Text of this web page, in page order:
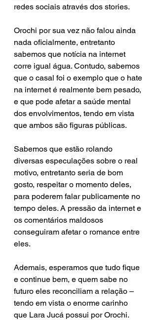
redes sociais através dos stories.
Orochi por sua vez não falou ainda
nada oficialmente, entretanto
sabemos que notícia na internet
corre igual água. Contudo, sabemos
que o casal foi o exemplo que o hate
na internet é realmente bem pesado,
e que pode afetar a saúde mental
dos envolvimentos, tendo em vista
que ambos são figuras públicas.
Sabemos que estão rolando
diversas especulações sobre o real
motivo, entretanto seria de bom
gosto, respeitar o momento deles,
para poderem falar publicamente no
tempo deles. A pressão da internet e
os comentários maldosos
conseguiram afetar o romance entre
eles.
Ademais, esperamos que tudo fique
e continue bem, e quem sabe no
futuro eles reconciliam a relação –
tendo em vista o enorme carinho
que Lara Jucá possui por Orochi.